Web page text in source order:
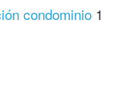
condominio 1